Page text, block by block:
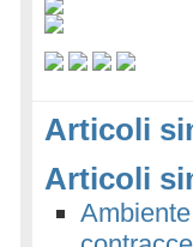
Articoli
Articoli